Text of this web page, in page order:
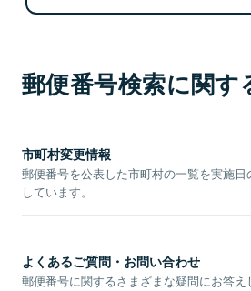
郵便番号検索に関す
市町村変更情報
郵便番号を公表した市町村の一覧を実施
しています。
よくあるご質問・お問い合わせ
郵便番号に関するさまざまな疑問にお答え